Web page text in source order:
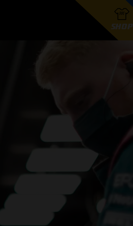
SHOP
GRAND PRIX RADIO
PRIX RADIO TEAM
PRIX RADIO ACTIES